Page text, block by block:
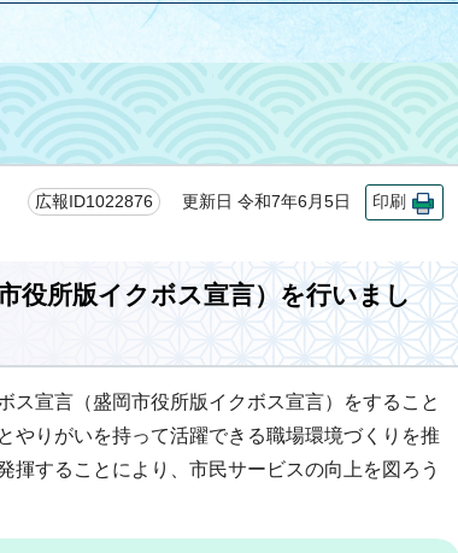
広報ID1022876 更新日 令和7年6月5日 印刷
役所版イクボス宣言）を行いまし
宣言（盛岡市役所版イクボス宣言）をすること
やりがいを持って活躍できる職場環境づくりを推
揮することにより、市民サービスの向上を図ろう